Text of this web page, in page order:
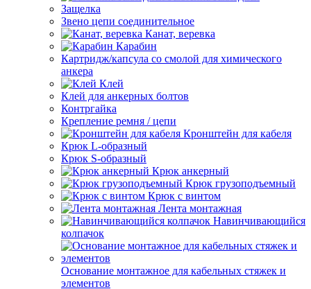
Защелка
Звено цепи соединительное
Канат, веревка
Карабин
Картридж/капсула со смолой для химического
анкера
Клей
Клей для анкерных болтов
Контргайка
Крепление ремня / цепи
Кронштейн для кабеля
Крюк L-образный
Крюк S-образный
Крюк анкерный
Крюк грузоподъемный
Крюк с винтом
Лента монтажная
Навинчивающийся
колпачок
Основание монтажное для кабельных стяжек и
элементов